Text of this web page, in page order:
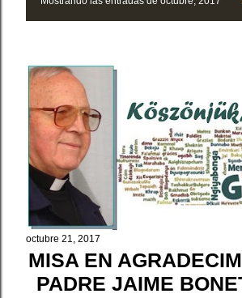
t
r
a
d
a
s
octubre 21, 2017
MISA EN
PADRE JAIME